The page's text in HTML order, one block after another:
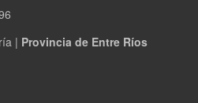
| Provincia de Entre Ríos